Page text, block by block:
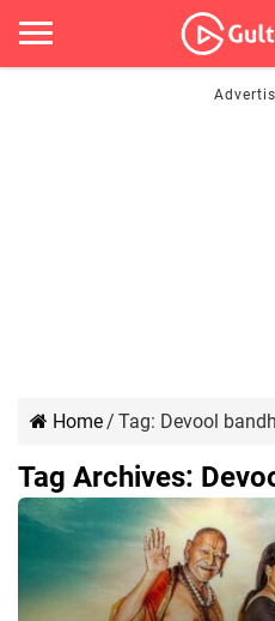
Home/ Tag: Devool
Tag Archives: